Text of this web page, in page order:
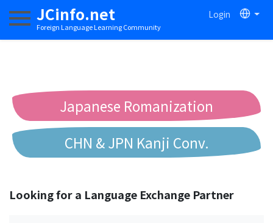
JCinfo.net
Foreign Language Learning Community
Login
Toggle navigation
Japanese Romanization
CHN & JPN Kanji Conv.
Looking for a Language Exchange Partner